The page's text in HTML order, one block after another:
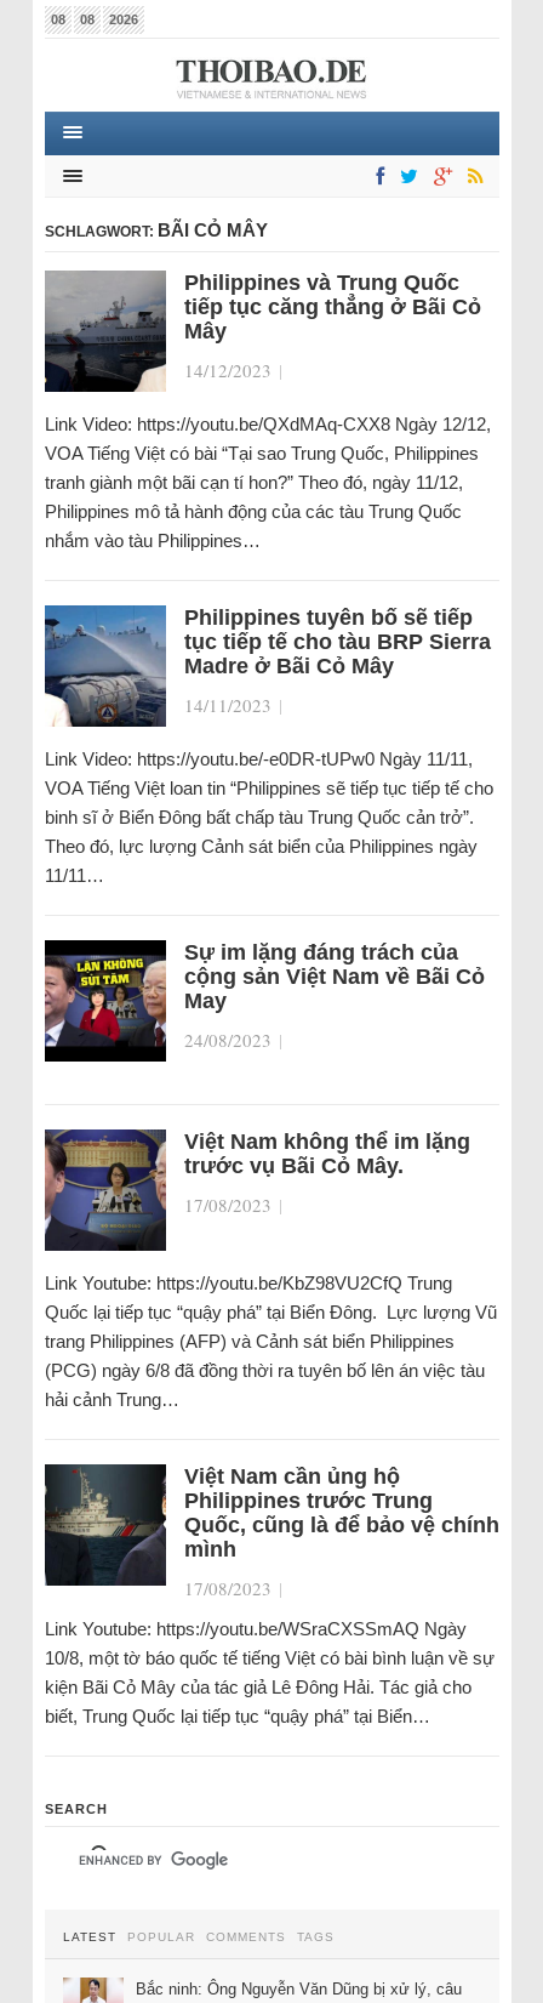
08 08 2026
SCHLAGWORT: BÃI CỎ MÂY
Philippines và Trung Quốc
tiếp tục căng thẳng ở Bãi Cỏ
Mây
14/12/2023 |
Link Video: https://youtu.be/QXdMAq-CXX8 Ngày 12/12,
VOA Tiếng Việt có bài “Tại sao Trung Quốc, Philippines
tranh giành một bãi cạn tí hon?” Theo đó, ngày 11/12,
Philippines mô tả hành động của các tàu Trung Quốc
nhắm vào tàu Philippines…
Philippines tuyên bố sẽ tiếp
tục tiếp tế cho tàu BRP Sierra
Madre ở Bãi Cỏ Mây
14/11/2023 |
Link Video: https://youtu.be/-e0DR-tUPw0 Ngày 11/11,
VOA Tiếng Việt loan tin “Philippines sẽ tiếp tục tiếp tế cho
binh sĩ ở Biển Đông bất chấp tàu Trung Quốc cản trở”.
Theo đó, lực lượng Cảnh sát biển của Philippines ngày
11/11…
Sự im lặng đáng trách của
cộng sản Việt Nam về Bãi Cỏ
May
24/08/2023 |
Việt Nam không thể im lặng
trước vụ Bãi Cỏ Mây.
17/08/2023 |
Link Youtube: https://youtu.be/KbZ98VU2CfQ Trung
Quốc lại tiếp tục “quậy phá” tại Biển Đông. Lực lượng Vũ
trang Philippines (AFP) và Cảnh sát biển Philippines
(PCG) ngày 6/8 đã đồng thời ra tuyên bố lên án việc tàu
hải cảnh Trung…
Việt Nam cần ủng hộ
Philippines trước Trung
Quốc, cũng là để bảo vệ chính
mình
17/08/2023 |
Link Youtube: https://youtu.be/WSraCXSSmAQ Ngày
10/8, một tờ báo quốc tế tiếng Việt có bài bình luận về sự
kiện Bãi Cỏ Mây của tác giả Lê Đông Hải. Tác giả cho
biết, Trung Quốc lại tiếp tục “quậy phá” tại Biển…
SEARCH
LATEST POPULAR COMMENTS TAGS
Bắc ninh: Ông Nguyễn Văn Dũng bị xử lý, câu